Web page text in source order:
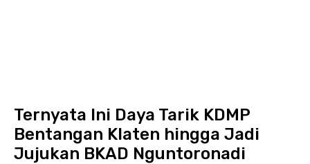
Ternyata Ini Daya Tarik KDMP
Bentangan Klaten hingga Jadi
Jujukan BKAD Nguntoronadi